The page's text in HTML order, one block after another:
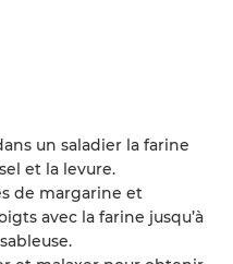
un saladier la farine
et la levure.
de margarine et
avec la farine jusqu’à